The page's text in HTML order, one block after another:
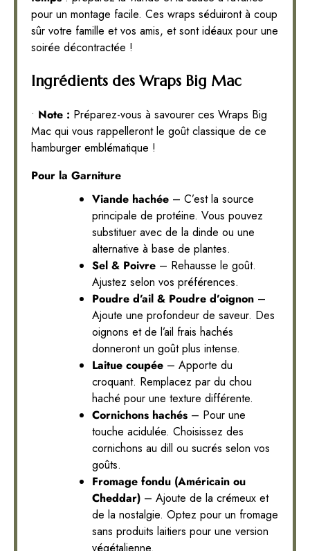
pour un montage facile. Ces wraps séduiront à coup
sûr votre famille et vos amis, et sont idéaux pour une
soirée décontractée !
Ingrédients des Wraps Big Mac
• Note : Préparez-vous à savourer ces Wraps Big
Mac qui vous rappelleront le goût classique de ce
hamburger emblématique !
Pour la Garniture
Viande hachée – C’est la source
principale de protéine. Vous pouvez
substituer avec de la dinde ou une
alternative à base de plantes.
Sel & Poivre – Rehausse le goût.
Ajustez selon vos préférences.
Poudre d’ail & Poudre d’oignon –
Ajoute une profondeur de saveur. Des
oignons et de l’ail frais hachés
donneront un goût plus intense.
Laitue coupée – Apporte du
croquant. Remplacez par du chou
haché pour une texture différente.
Cornichons hachés – Pour une
touche acidulée. Choisissez des
cornichons au dill ou sucrés selon vos
goûts.
Fromage fondu (Américain ou
Cheddar) – Ajoute de la crémeux et
de la nostalgie. Optez pour un fromage
sans produits laitiers pour une version
végétalienne.